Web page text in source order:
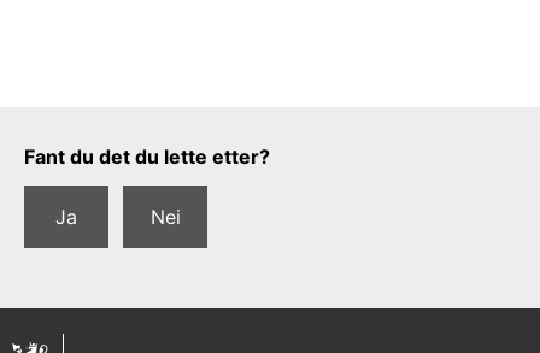
Tilbakemeldingsskjema
Fant du det du lette etter?
Ja Nei